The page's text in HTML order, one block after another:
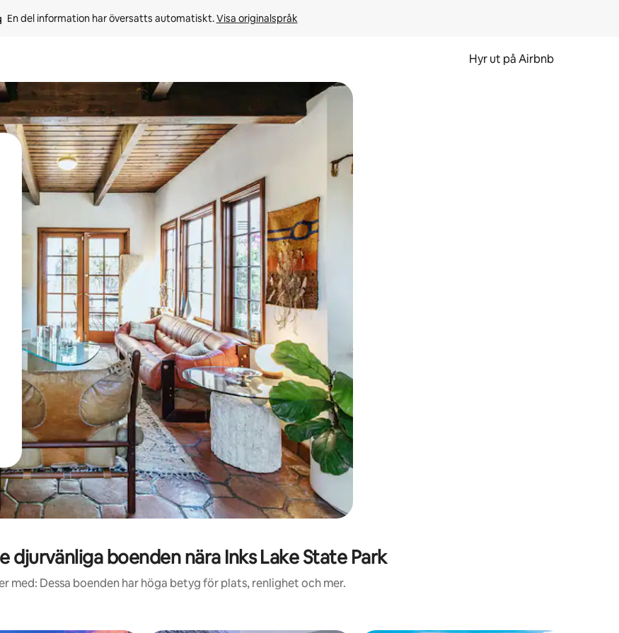
En del information har översatts automatiskt. Visa originalspråk
Hyr ut på Airbnb
och nedåtpilarna eller utforska genom att trycka eller svepa.
djurvänliga boenden nära Inks Lake State Park
med: Dessa boenden har höga betyg för plats, renlighet och mer.